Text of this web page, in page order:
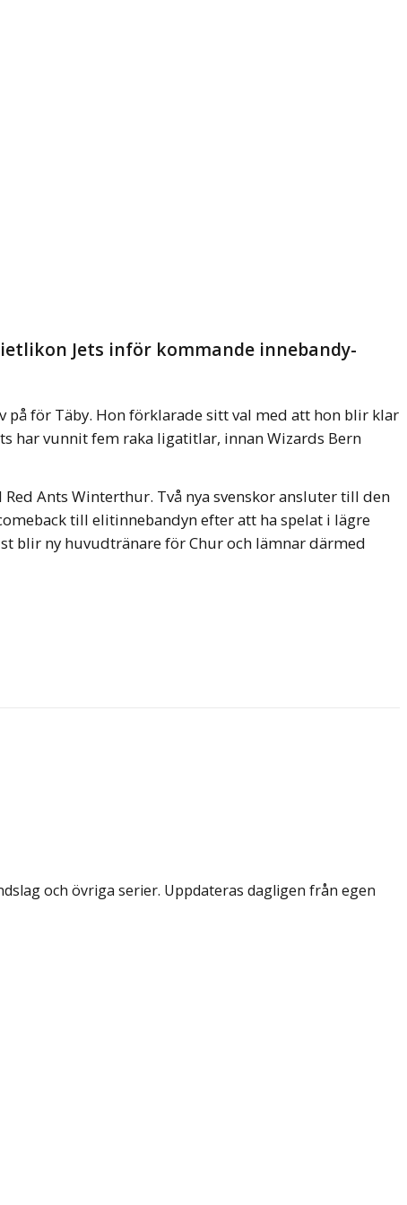
Jets inför kommande innebandy-
på för Täby. Hon förklarade sitt val med att hon blir klar
har vunnit fem raka ligatitlar, innan Wizards Bern
Ants Winterthur. Två nya svenskor ansluter till den
till elitinnebandyn efter att ha spelat i lägre
blir ny huvudtränare för Chur och lämnar därmed
och övriga serier. Uppdateras dagligen från egen